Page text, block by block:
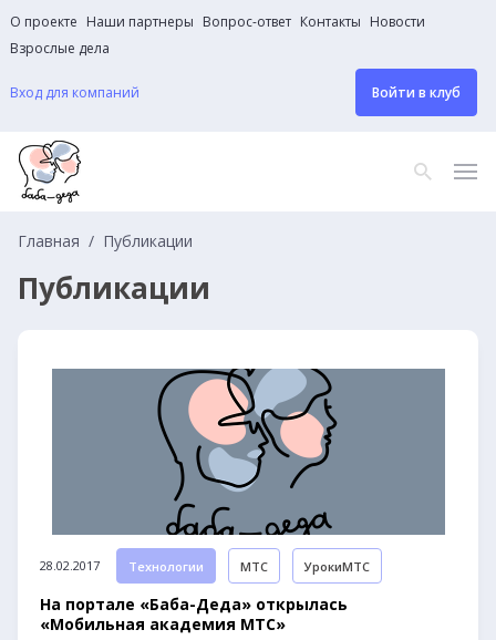
О проекте Наши партнеры Вопрос-ответ Контакты Новости
Взрослые дела
Вход для компаний Войти в клуб
Главная Публикации
Публикации
28.02.2017 Технологии МТС УрокиМТС
На портале «Баба-Деда» открылась
«Мобильная академия МТС»